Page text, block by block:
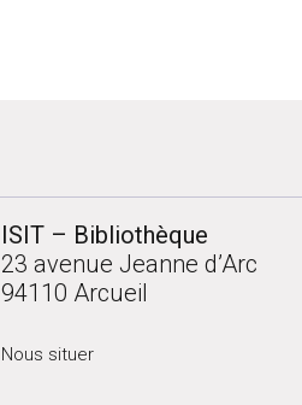
ISIT – Bibliothèque
23 avenue Jeanne d’Arc
94110 Arcueil
Nous situer